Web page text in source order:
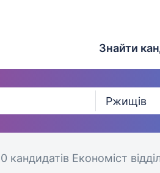
Знайти
0 кандидатів Економіст